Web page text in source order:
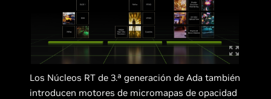
Los Núcleos RT de 3.ª generación de Ada también
introducen motores de micromapas de opacidad